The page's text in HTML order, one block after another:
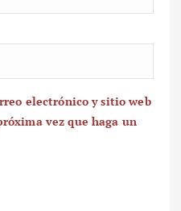
electrónico y sitio web
vez que haga un